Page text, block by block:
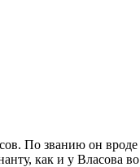
По званию он
как и у Власова